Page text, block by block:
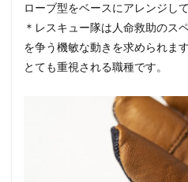
ローブ型をベースにアレンジして
＊レスキュー隊は人命救助のス
を争う機敏な動きを求められま
とても重視される職種です。